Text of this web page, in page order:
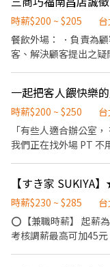
司提供完善升遷制度(
司願意給您平台盡情發揮。✦ 【門市日常】 1. 商
貨、收貨驗收、銷售服
收銀結帳服務 5. 環境清潔服
時薪$200 ~ $205
餐飲外場： ．負責為
客、解決顧客提出之
責結帳、收銀等工作
與烹飪中之準備工作與
各種食材。 ．負責清
需要的食材。 ．協助
時薪$200 ~ $250
「有些人適合辦公室
我們正在找外場 PT 不用完美，但希望你喜歡人，會有人突然生
排座位 • 點餐與送餐、結帳收銀 • 於外場製作簡單小食如：烤土
司/調配飲料等 • 維持店內整潔 • 完成主管交代項目 👋🏽 沒經驗沒
關係，願意學比較重要，我們更在意
意互相幫忙 • 情緒穩不穩定 • 能不能好好對待客人跟同事 ⸻
時薪$230 ~ $285
⭕【兼職時薪】 起薪
考核調薪最高可加45元 深